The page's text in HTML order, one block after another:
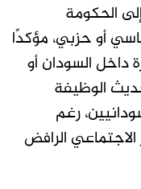
الحكومة
أو حزبي، مؤكدًا
داخل السودان أو
الوظيفة
رغم
الرافض